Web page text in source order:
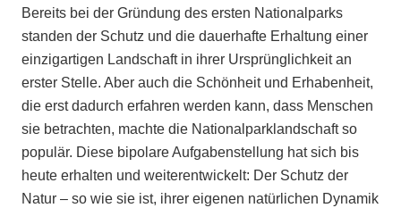
Bereits bei der Gründung des ersten Nationalparks
standen der Schutz und die dauerhafte Erhaltung einer
einzigartigen Landschaft in ihrer Ursprünglichkeit an
erster Stelle. Aber auch die Schönheit und Erhabenheit,
die erst dadurch erfahren werden kann, dass Menschen
sie betrachten, machte die Nationalparklandschaft so
populär. Diese bipolare Aufgabenstellung hat sich bis
heute erhalten und weiterentwickelt: Der Schutz der
Natur – so wie sie ist, ihrer eigenen natürlichen Dynamik